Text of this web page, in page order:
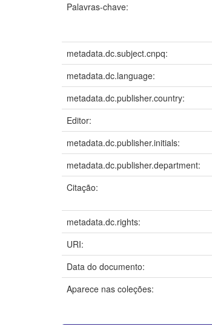
Palavras-chave:
metadata.dc.subject.cnpq:
metadata.dc.language:
metadata.dc.publisher.country:
Editor:
metadata.dc.publisher.initials:
metadata.dc.publisher.department:
Citação:
metadata.dc.rights:
URI:
Data do documento:
Aparece nas coleções: